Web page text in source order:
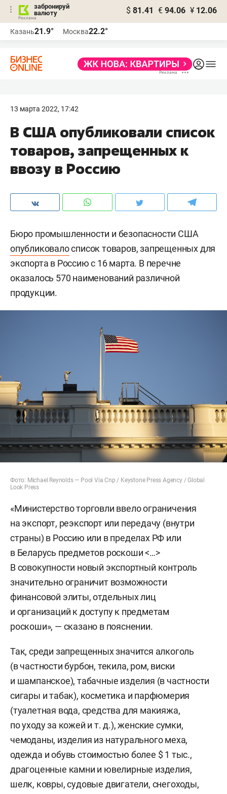
забронируй
валюту
$ 81.41 € 94.06 ¥ 12.06
Казань21.9° Москва22.2°
13 марта 2022, 17:42
В США опубликовали список
товаров, запрещенных к
ввозу в Россию
Бюро промышленности и безопасности США
опубликовалосписок товаров, запрещенных для
экспорта в Россию с 16 марта. В перечне
оказалось 570 наименований различной
продукции.
Фото: Michael Reynolds — Pool Via Cnp / Keystone Press Agency / Global
Look Press
«Министерство торговли ввело ограничения
на экспорт, реэкспорт или передачу (внутри
страны) в Россию или в пределах РФ или
в Беларусь предметов роскоши <…>
В совокупности новый экспортный контроль
значительно ограничит возможности
финансовой элиты, отдельных лиц
и организаций к доступу к предметам
роскоши», — сказано в пояснении.
Так, среди запрещенных значится алкоголь
(в частности бурбон, текила, ром, виски
и шампанское), табачные изделия (в частности
сигары и табак), косметика и парфюмерия
(туалетная вода, средства для макияжа,
по уходу за кожей и т. д.), женские сумки,
чемоданы, изделия из натурального меха,
одежда и обувь стоимостью более $ 1 тыс.,
драгоценные камни и ювелирные изделия,
шелк, ковры, судовые двигатели, снегоходы,